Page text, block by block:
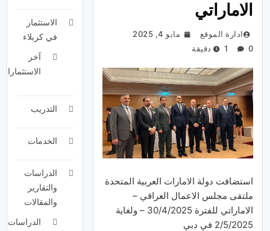
الاماراتي
ادارة الموقع
مايو 4, 2025
0
1 دقيقة
استضافت دولة الامارات العربية المتحدة
ملتقى مجلس الاعمال العراقي –
الاماراتي للفترة 30/4/2025 – ولغاية
2/5/2025 في دبي
الاستثمار
في كربلاء
آخر
الاستثمارات
التدريب
الخدمات
الدراسات
والتقارير
والمقالات
الدراسات